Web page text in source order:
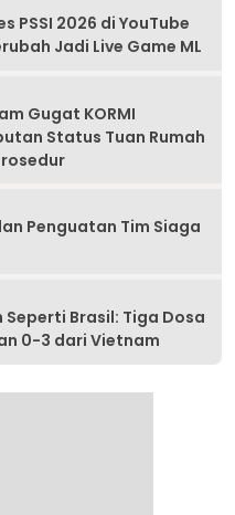
PSSI 2026 di YouTube
Jadi Live Game ML
Gugat KORMI
Status Tuan Rumah
Penguatan Tim Siaga
Brasil: Tiga Dosa
0-3 dari Vietnam